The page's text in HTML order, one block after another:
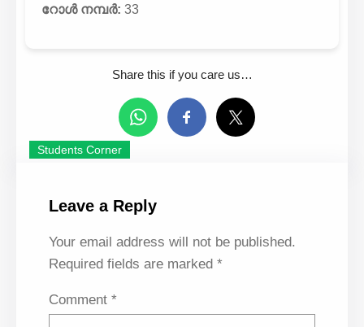
റോൾ നമ്പർ: 33
Share this if you care us…
Students Corner
Leave a Reply
Your email address will not be published.
Required fields are marked *
Comment *